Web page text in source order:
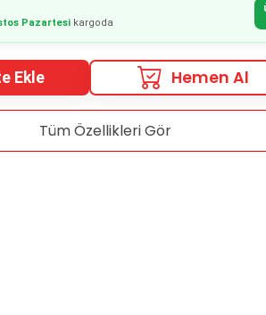
Pazartesikargoda
Ekle Hemen Al
Tüm Özellikleri Gör